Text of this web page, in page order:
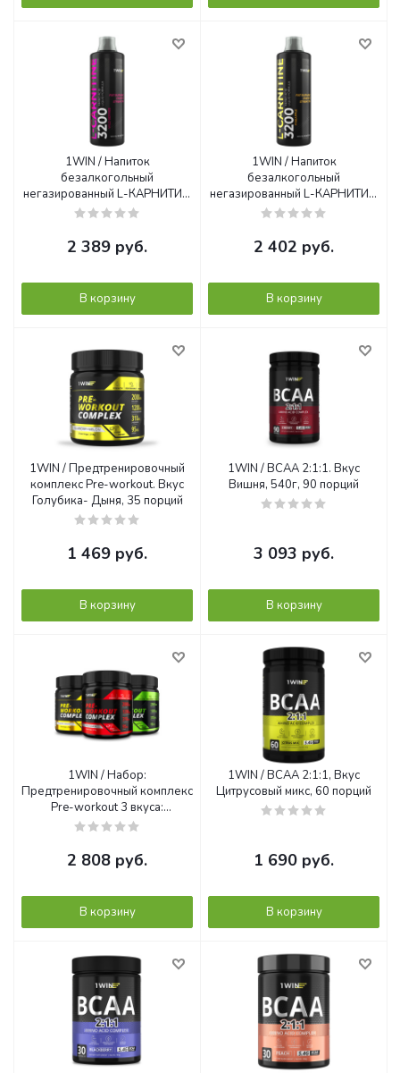
1WIN / Напиток
безалкогольный
негазированный L-КАРНИТИН
(L-CARNITINE) со вкусом
2 389 руб.
В корзину
1WIN / Напиток
безалкогольный
негазированный L-КАРНИТИН
(L-CARNITINE) со вкусом
2 402 руб.
В корзину
1WIN / Предтренировочный
комплекс Pre-workout. Вкус
Голубика- Дыня, 35 порций
1 469 руб.
В корзину
1WIN / BCAA 2:1:1. Вкус
Вишня, 540г, 90 порций
3 093 руб.
В корзину
1WIN / Набор:
Предтренировочный комплекс
Pre-workout 3 вкуса:
Энергетик, Кола-Лимон,
порций
2 808 руб.
В корзину
1WIN / BCAA 2:1:1, Вкус
Цитрусовый микс, 60 порций
1 690 руб.
В корзину